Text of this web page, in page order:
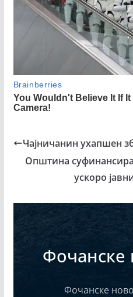
Чајничанин ухапшен
Општина
ускоро
Фочанске
Фочанске